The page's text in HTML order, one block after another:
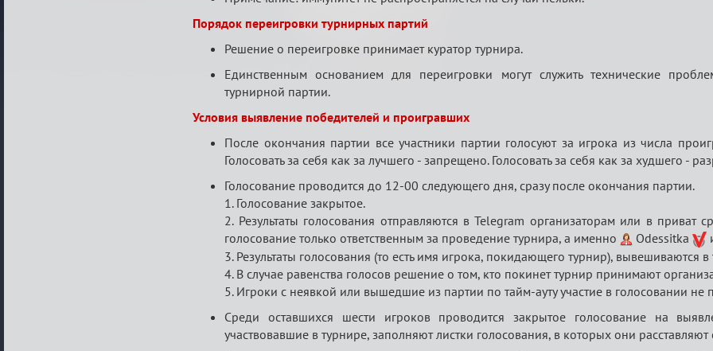
Порядок переигровки турнирных партий
Решение о переигровке принимает куратор турнира.
Единственным основанием для переигровки могут служить технические
турнирной партии.
Условия выявление победителей и проигравших
После окончания партии все участники партии голосуют за игрока из числа
Голосовать за себя как за лучшего - запрещено. Голосовать за себя как за худшего -
Голосование проводится до 12-00 следующего дня, сразу после окончания партии.
1. Голосование закрытое.
2. Результаты голосования отправляются в Telegram организаторам или в приват
голосование только ответственным за проведение турнира, а именно
Odessitka
3. Результаты голосования (то есть имя игрока, покидающего турнир), вывешиваются
4. В случае равенства голосов решение о том, кто покинет турнир принимают
5. Игроки с неявкой или вышедшие из партии по тайм-ауту участие в голосовании не
Среди оставшихся шести игроков проводится закрытое голосование на
участвовавшие в турнире, заполняют листки голосования, в которых они